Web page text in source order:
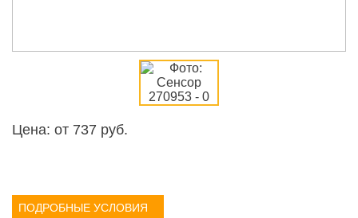
Цена: от 737 руб.
ПОДРОБНЫЕ УСЛОВИЯ